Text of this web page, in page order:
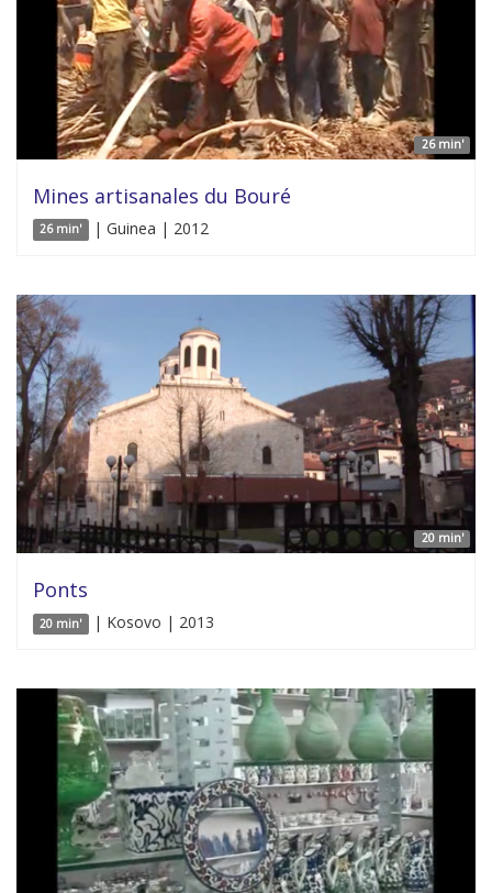
26 min'
Mines artisanales du Bouré
26 min' | Guinea | 2012
20 min'
Ponts
20 min' | Kosovo | 2013